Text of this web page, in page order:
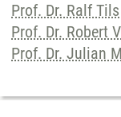
Prof. Dr. Ralf Tils
Prof. Dr. Robert
Prof. Dr. Julian